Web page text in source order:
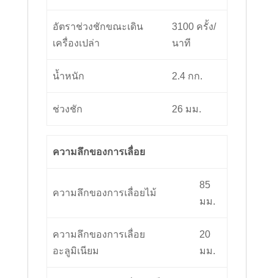
อัตราช่วงชักขณะเดิน
เครื่องเปล่า
3100 ครั้ง/
นาที
น้ำหนัก 2.4 กก.
ช่วงชัก 26 มม.
ความลึกของการเลื่อย
ความลึกของการเลื่อยไม้
85
มม.
ความลึกของการเลื่อย
อะลูมิเนียม
20
มม.